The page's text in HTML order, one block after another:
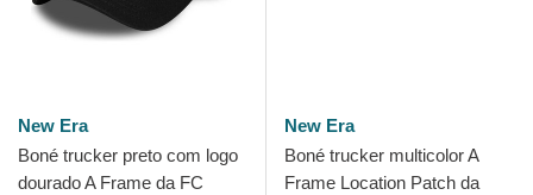
New Era
Boné trucker preto com logo
dourado A Frame da FC
New Era
Boné trucker multicolor A
Frame Location Patch da